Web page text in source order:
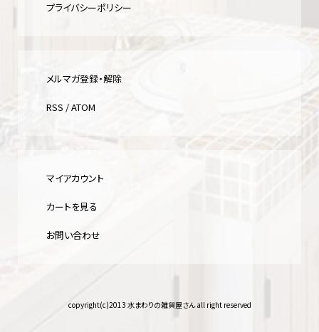
プライバシーポリシー
メルマガ登録・解除
RSS /ATOM
マイアカウント
カートを見る
お問い合わせ
copyright(c)2013 水まわりの雑貨屋さん all right reserved